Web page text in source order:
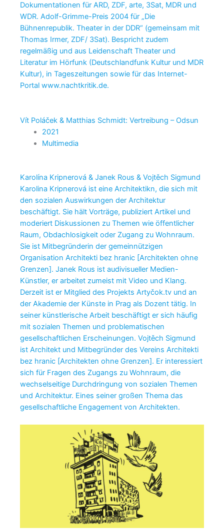
Dokumentationen für ARD, ZDF, arte, 3Sat, MDR und
WDR. Adolf-Grimme-Preis 2004 für „Die
Bühnenrepublik. Theater in der DDR“ (gemeinsam mit
Thomas Irmer, ZDF/ 3Sat). Bespricht zudem
regelmäßig und aus Leidenschaft Theater und
Literatur im Hörfunk (Deutschlandfunk Kultur und MDR
Kultur), in Tageszeitungen sowie für das Internet-
Portal www.nachtkritik.de.
Vít Poláček & Matthias Schmidt: Vertreibung – Odsun
2021
Multimedia
Karolína Kripnerová & Janek Rous & Vojtěch Sigmund
Karolina Kripnerová ist eine Architektikn, die sich mit
den sozialen Auswirkungen der Architektur
beschäftigt. Sie hält Vorträge, publiziert Artikel und
moderiert Diskussionen zu Themen wie öffentlicher
Raum, Obdachlosigkeit oder Zugang zu Wohnraum.
Sie ist Mitbegründerin der gemeinnützigen
Organisation Architekti bez hranic [Architekten ohne
Grenzen]. Janek Rous ist audivisueller Medien-
Künstler, er arbeitet zumeist mit Video und Klang.
Derzeit ist er Mitglied des Projekts Artyčok.tv und an
der Akademie der Künste in Prag als Dozent tätig. In
seiner künstlerische Arbeit beschäftigt er sich häufig
mit sozialen Themen und problematischen
gesellschaftlichen Erscheinungen. Vojtěch Sigmund
ist Architekt und Mitbegründer des Vereins Architekti
bez hranic [Architekten ohne Grenzen]. Er interessiert
sich für Fragen des Zugangs zu Wohnraum, die
wechselseitige Durchdringung von sozialen Themen
und Architektur. Eines seiner großen Thema das
gesellschaftliche Engagement von Architekten.